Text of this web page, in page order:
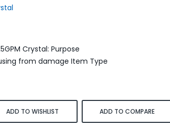
UV-0,5GPM Crystal: Purpose
housing from damage Item Type
ADD TO WISHLIST ADD TO COMPARE
Умягчитель воды S550P аквафор